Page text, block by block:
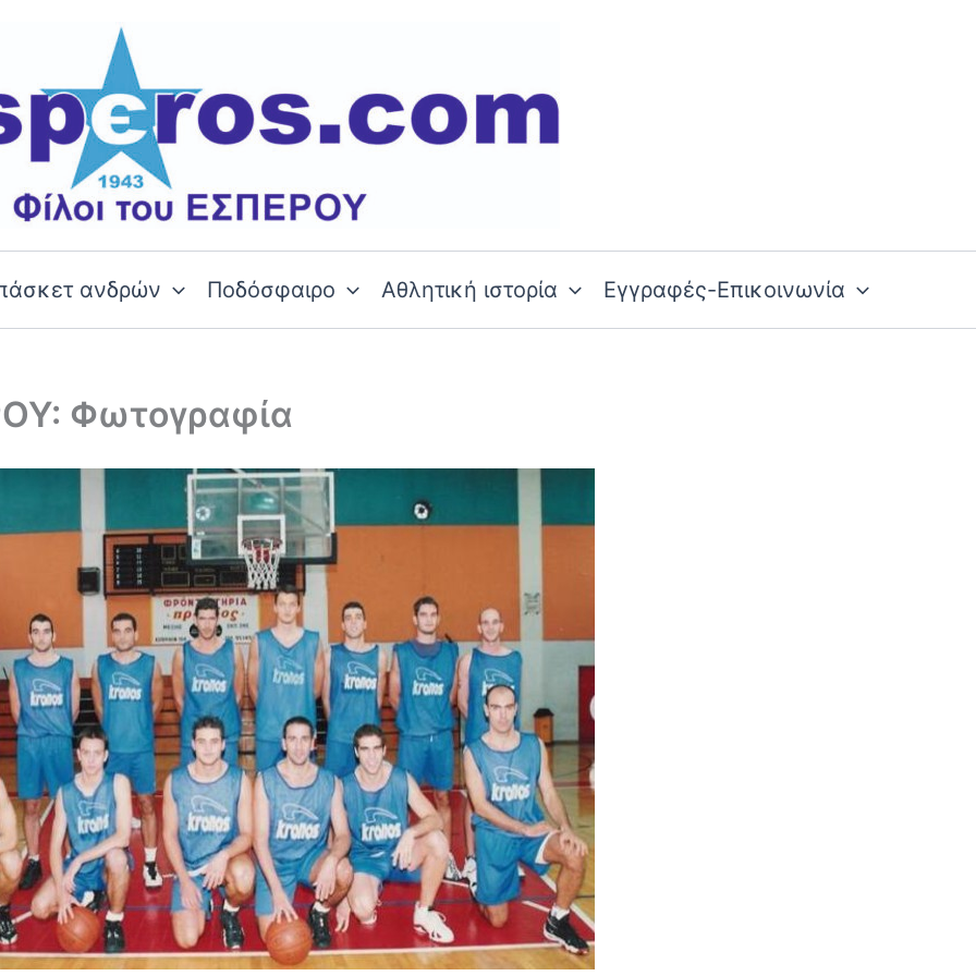
ανδρών Ποδόσφαιρο Αθλητική ιστορία Εγγραφές-Επικοινωνία
Φωτογραφία